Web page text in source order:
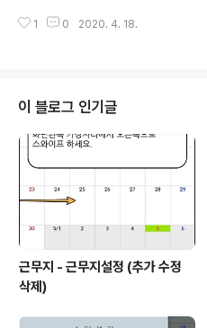
1 0 2020. 4. 18.
이 블로그 인기글
근무지 - 근무지설정 (추가 수정
삭제)